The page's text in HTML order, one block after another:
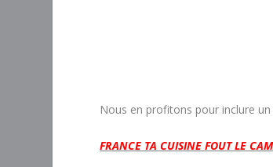
Nous en profitons pour inclure
FRANCE TA CUISINE FOUT LE